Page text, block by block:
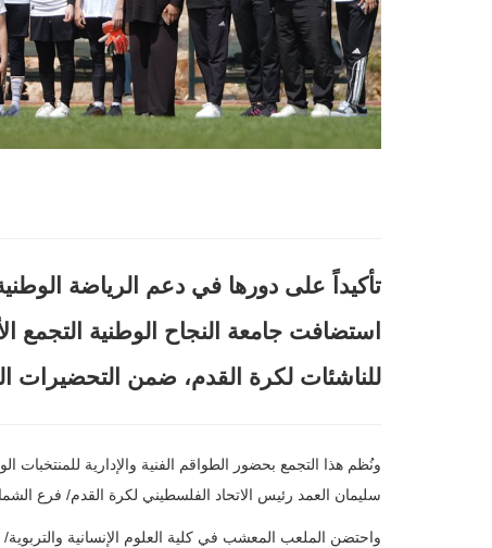
تأكيداً على دورها في دعم الرياضة
استضافت جامعة النجاح الوطنية التجمع
للناشئات لكرة القدم، ضمن التحضيرات
ونُظم هذا التجمع بحضور الطواقم الفنية والإدارية
سليمان العمد رئيس الاتحاد الفلسطيني لكرة القدم/ فرع
واحتضن الملعب المعشب في كلية العلوم الإنسانية والتربوية/